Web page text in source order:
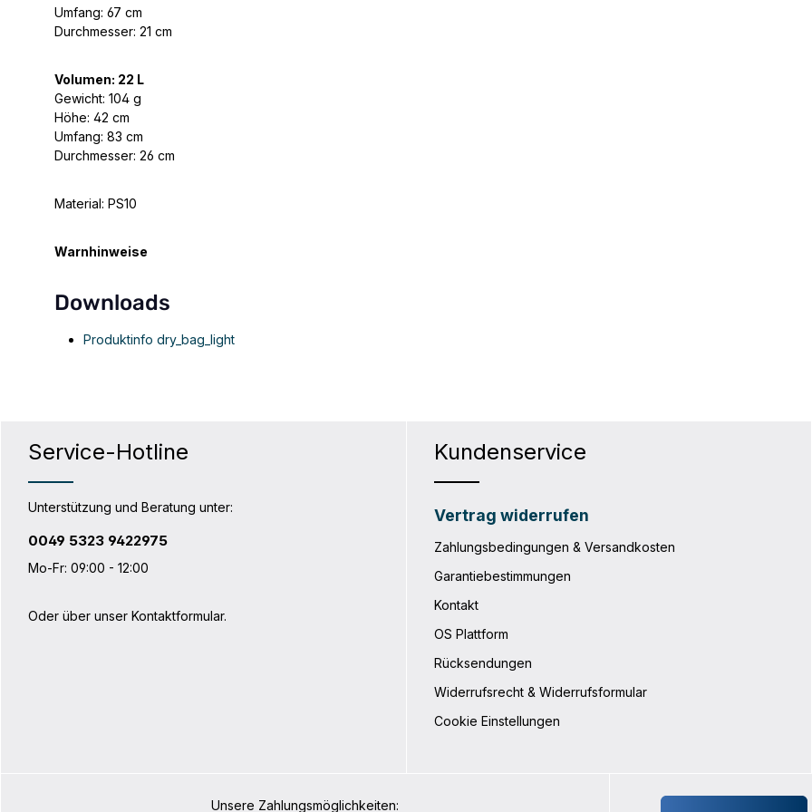
Umfang: 67 cm
Durchmesser: 21 cm
Volumen: 22 L
Gewicht: 104 g
Höhe: 42 cm
Umfang: 83 cm
Durchmesser: 26 cm
Material: PS10
Warnhinweise
Downloads
Produktinfo dry_bag_light
Service-Hotline
Unterstützung und Beratung unter:
0049 5323 9422975
Mo-Fr: 09:00 - 12:00
Oder über unser Kontaktformular.
Kundenservice
Vertrag widerrufen
Zahlungsbedingungen & Versandkosten
Garantiebestimmungen
Kontakt
OS Plattform
Rücksendungen
Widerrufsrecht & Widerrufsformular
Cookie Einstellungen
Unsere Zahlungsmöglichkeiten: